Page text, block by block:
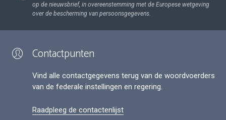
op de nieuwsbrief, in overeenstemming met de Europese wetgeving
over de bescherming van persoonsgegevens.
Contactpunten
Vind alle contactgegevens terug van de woordvoerders
van de federale instellingen en regering.
Raadpleeg de contactenlijst